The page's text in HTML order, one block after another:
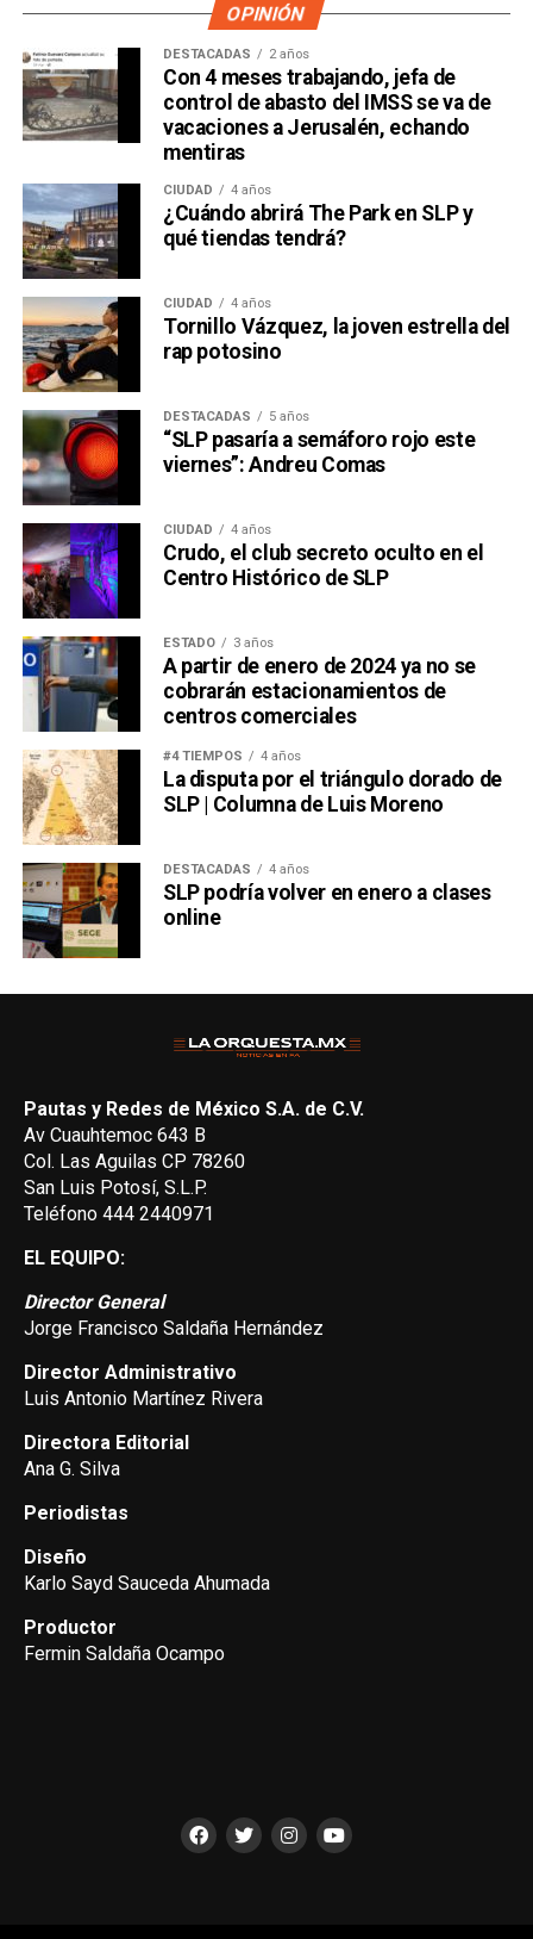
OPINIÓN
DESTACADAS 2 años
Con 4 meses trabajando, jefa de
control de abasto del IMSS se va de
vacaciones a Jerusalén, echando
mentiras
CIUDAD 4 años
¿Cuándo abrirá The Park en SLP y
qué tiendas tendrá?
CIUDAD 4 años
Tornillo Vázquez, la joven estrella del
rap potosino
DESTACADAS 5 años
“SLP pasaría a semáforo rojo este
viernes”: Andreu Comas
CIUDAD 4 años
Crudo, el club secreto oculto en el
Centro Histórico de SLP
ESTADO 3 años
A partir de enero de 2024 ya no se
cobrarán estacionamientos de
centros comerciales
#4 TIEMPOS 4 años
La disputa por el triángulo dorado de
SLP | Columna de Luis Moreno
DESTACADAS 4 años
SLP podría volver en enero a clases
online
Pautas y Redes de México S.A. de C.V.
Av Cuauhtemoc 643 B
Col. Las Aguilas CP 78260
San Luis Potosí, S.L.P.
Teléfono 444 2440971
EL EQUIPO:
Director General
Jorge Francisco Saldaña Hernández
Director Administrativo
Luis Antonio Martínez Rivera
Directora Editorial
Ana G. Silva
Periodistas
Diseño
Karlo Sayd Sauceda Ahumada
Productor
Fermin Saldaña Ocampo